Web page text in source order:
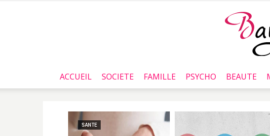
ACCUEIL SOCIETE FAMILLE PSYCHO BEAUTE
SANTE